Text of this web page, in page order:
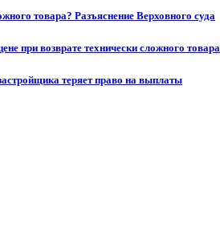
товара? Разъяснение Верховного суда
при возврате технически сложного товара
теряет право на выплаты